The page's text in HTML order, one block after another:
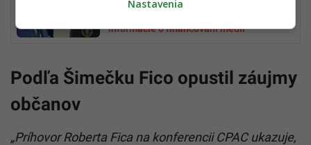
informácie o financovaní médií
Podľa Šimečku Fico opustil záujmy
občanov
„Príhovor Roberta Fica na konferencii CPAC ukazuje,
Nastavenia